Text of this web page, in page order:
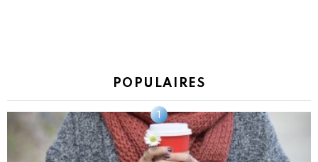
POPULAIRES